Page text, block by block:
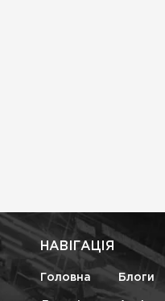
НАВІГАЦІЯ
Головна Блоги